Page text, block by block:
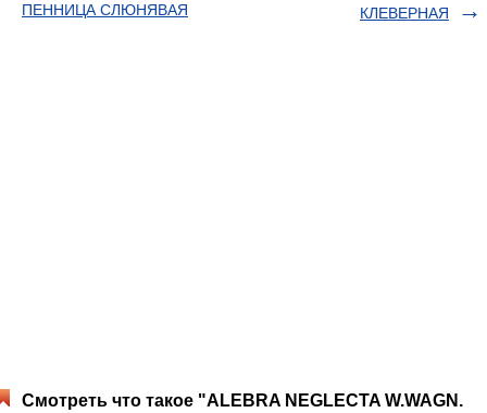
ПЕННИЦА СЛЮНЯВАЯ
КЛЕВЕРНАЯ
Смотреть что такое "ALEBRA NEGLECTA W.WAGN.